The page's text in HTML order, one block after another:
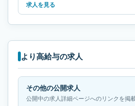
求人を見る
より高給与の求人
その他の公開求人
公開中の求人詳細ページへのリンクを掲